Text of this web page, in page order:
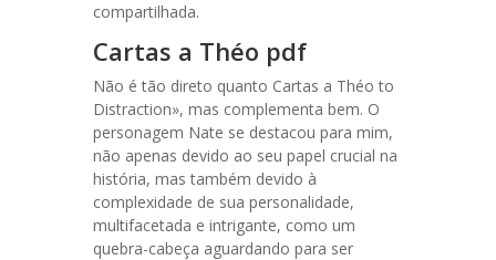
compartilhada.
Cartas a Théo pdf
Não é tão direto quanto Cartas a Théo to
Distraction», mas complementa bem. O
personagem Nate se destacou para mim,
não apenas devido ao seu papel crucial na
história, mas também devido à
complexidade de sua personalidade,
multifacetada e intrigante, como um
quebra-cabeça aguardando para ser